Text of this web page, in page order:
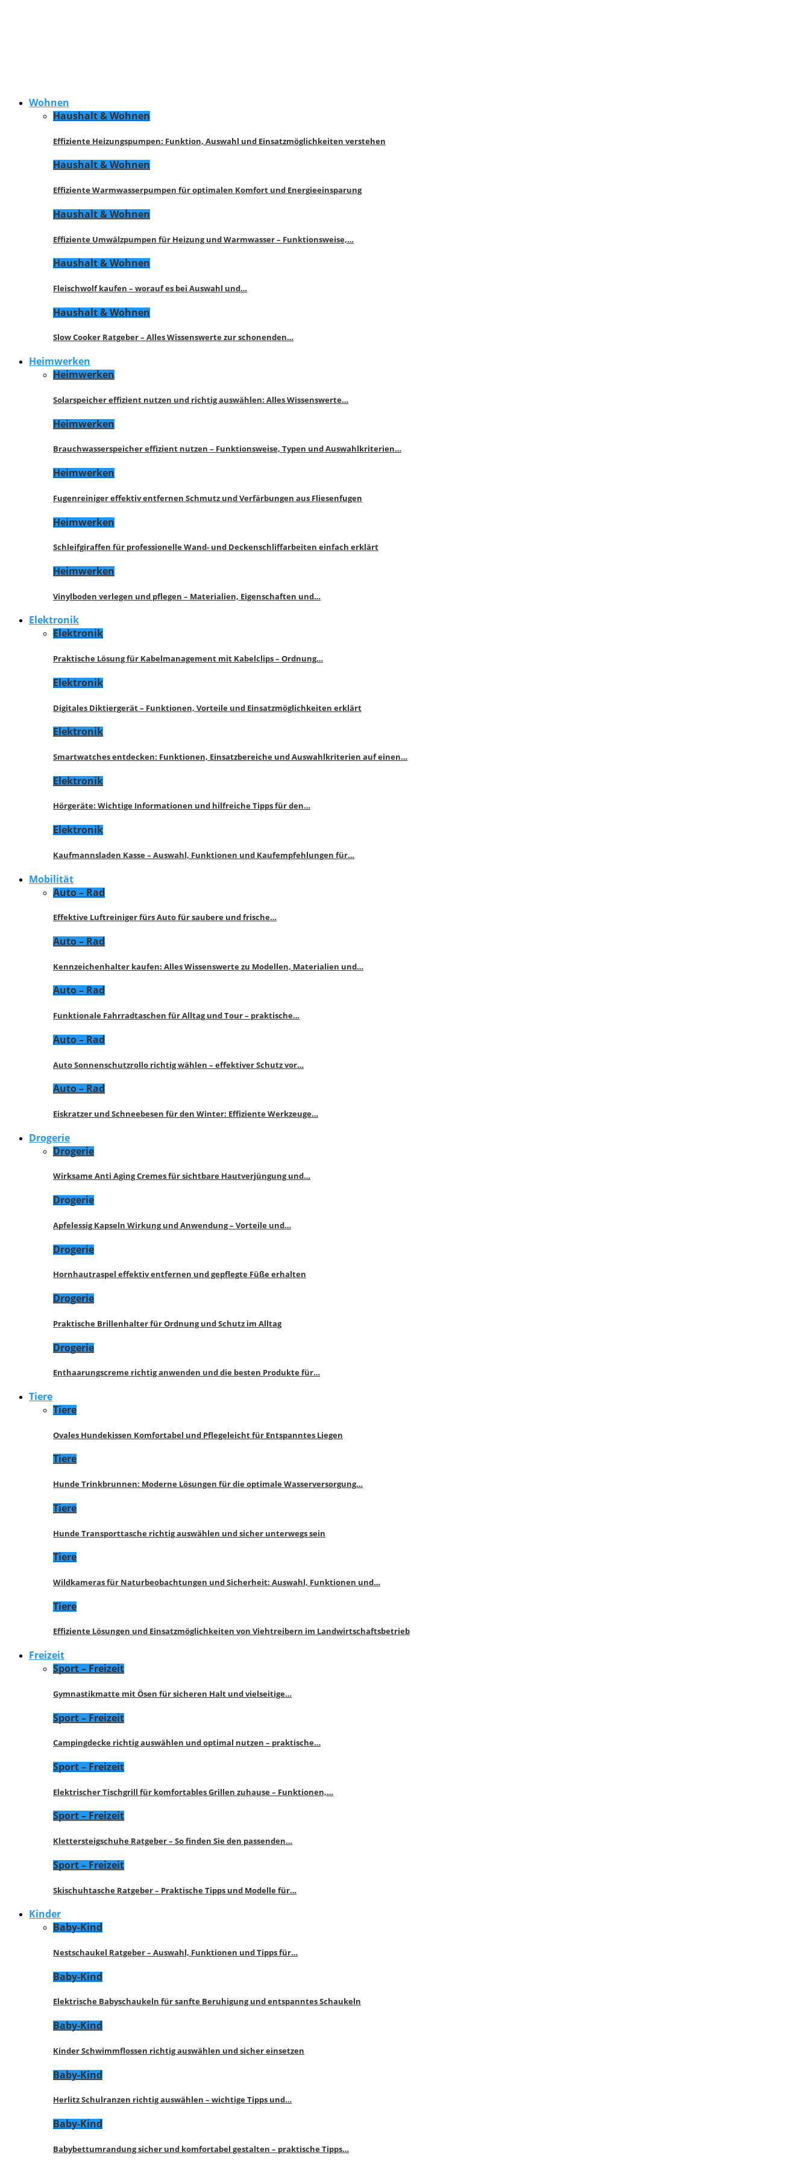
Wohnen
Haushalt & Wohnen
Effiziente Heizungspumpen: Funktion, Auswahl und Einsatzmöglichkeiten verstehen
Haushalt & Wohnen
Effiziente Warmwasserpumpen für optimalen Komfort und Energieeinsparung
Haushalt & Wohnen
Effiziente Umwälzpumpen für Heizung und Warmwasser – Funktionsweise,…
Haushalt & Wohnen
Fleischwolf kaufen – worauf es bei Auswahl und…
Haushalt & Wohnen
Slow Cooker Ratgeber – Alles Wissenswerte zur schonenden…
Heimwerken
Heimwerken
Solarspeicher effizient nutzen und richtig auswählen: Alles Wissenswerte…
Heimwerken
Brauchwasserspeicher effizient nutzen – Funktionsweise, Typen und Auswahlkriterien…
Heimwerken
Fugenreiniger effektiv entfernen Schmutz und Verfärbungen aus Fliesenfugen
Heimwerken
Schleifgiraffen für professionelle Wand- und Deckenschliffarbeiten einfach erklärt
Heimwerken
Vinylboden verlegen und pflegen – Materialien, Eigenschaften und…
Elektronik
Elektronik
Praktische Lösung für Kabelmanagement mit Kabelclips – Ordnung…
Elektronik
Digitales Diktiergerät – Funktionen, Vorteile und Einsatzmöglichkeiten erklärt
Elektronik
Smartwatches entdecken: Funktionen, Einsatzbereiche und Auswahlkriterien auf einen…
Elektronik
Hörgeräte: Wichtige Informationen und hilfreiche Tipps für den…
Elektronik
Kaufmannsladen Kasse – Auswahl, Funktionen und Kaufempfehlungen für…
Mobilität
Auto – Rad
Effektive Luftreiniger fürs Auto für saubere und frische…
Auto – Rad
Kennzeichenhalter kaufen: Alles Wissenswerte zu Modellen, Materialien und…
Auto – Rad
Funktionale Fahrradtaschen für Alltag und Tour – praktische…
Auto – Rad
Auto Sonnenschutzrollo richtig wählen – effektiver Schutz vor…
Auto – Rad
Eiskratzer und Schneebesen für den Winter: Effiziente Werkzeuge…
Drogerie
Drogerie
Wirksame Anti Aging Cremes für sichtbare Hautverjüngung und…
Drogerie
Apfelessig Kapseln Wirkung und Anwendung – Vorteile und…
Drogerie
Hornhautraspel effektiv entfernen und gepflegte Füße erhalten
Drogerie
Praktische Brillenhalter für Ordnung und Schutz im Alltag
Drogerie
Enthaarungscreme richtig anwenden und die besten Produkte für…
Tiere
Tiere
Ovales Hundekissen Komfortabel und Pflegeleicht für Entspanntes Liegen
Tiere
Hunde Trinkbrunnen: Moderne Lösungen für die optimale Wasserversorgung…
Tiere
Hunde Transporttasche richtig auswählen und sicher unterwegs sein
Tiere
Wildkameras für Naturbeobachtungen und Sicherheit: Auswahl, Funktionen und…
Tiere
Effiziente Lösungen und Einsatzmöglichkeiten von Viehtreibern im Landwirtschaftsbetrieb
Freizeit
Sport – Freizeit
Gymnastikmatte mit Ösen für sicheren Halt und vielseitige…
Sport – Freizeit
Campingdecke richtig auswählen und optimal nutzen – praktische…
Sport – Freizeit
Elektrischer Tischgrill für komfortables Grillen zuhause – Funktionen,…
Sport – Freizeit
Klettersteigschuhe Ratgeber – So finden Sie den passenden…
Sport – Freizeit
Skischuhtasche Ratgeber – Praktische Tipps und Modelle für…
Kinder
Baby-Kind
Nestschaukel Ratgeber – Auswahl, Funktionen und Tipps für…
Baby-Kind
Elektrische Babyschaukeln für sanfte Beruhigung und entspanntes Schaukeln
Baby-Kind
Kinder Schwimmflossen richtig auswählen und sicher einsetzen
Baby-Kind
Herlitz Schulranzen richtig auswählen – wichtige Tipps und…
Baby-Kind
Babybettumrandung sicher und komfortabel gestalten – praktische Tipps…